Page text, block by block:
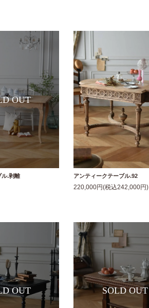
ル.剥離
アンティークテーブル.92
220,000円(税込242,000円)